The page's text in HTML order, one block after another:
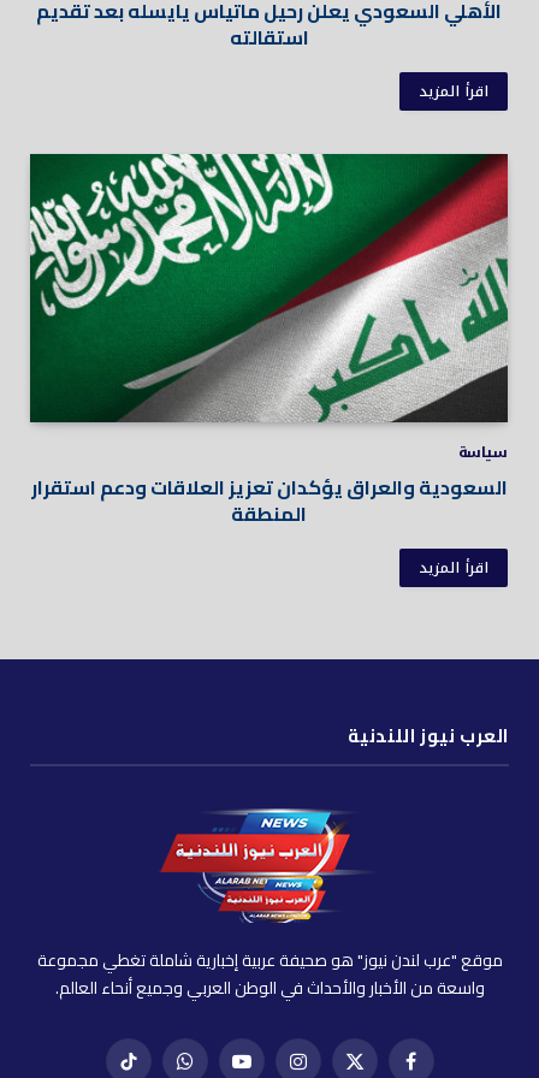
الأهلي السعودي يعلن رحيل ماتياس يايسله بعد تقديم
استقالته
اقرأ المزيد
سياسة
السعودية والعراق يؤكدان تعزيز العلاقات ودعم استقرار
المنطقة
اقرأ المزيد
العرب نيوز اللندنية
موقع "عرب لندن نيوز" هو صحيفة عربية إخبارية شاملة تغطي مجموعة
واسعة من الأخبار والأحداث في الوطن العربي وجميع أنحاء العالم.
فيسبوكX إنستغراميوتيوب واتساب تيك